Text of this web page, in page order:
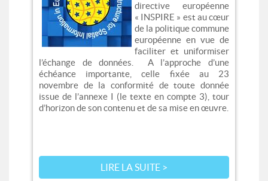
directive européenne
« INSPIRE » est au cœur
de la politique commune
européenne en vue de
faciliter et uniformiser
l’échange de données. A l’approche d’une
échéance importante, celle fixée au 23
novembre de la conformité de toute donnée
issue de l’annexe I (le texte en compte 3), tour
d’horizon de son contenu et de sa mise en œuvre.
LIRE LA SUITE >